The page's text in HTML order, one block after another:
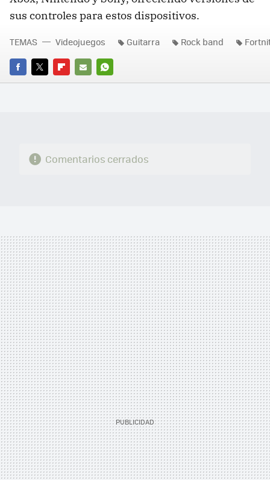
sus controles para estos dispositivos.
FACEBOOK
TWITTERFLIPBOARD
E-
WHATSAPP
TEMAS Videojuegos Guitarra Rock band
Comentarios cerrados